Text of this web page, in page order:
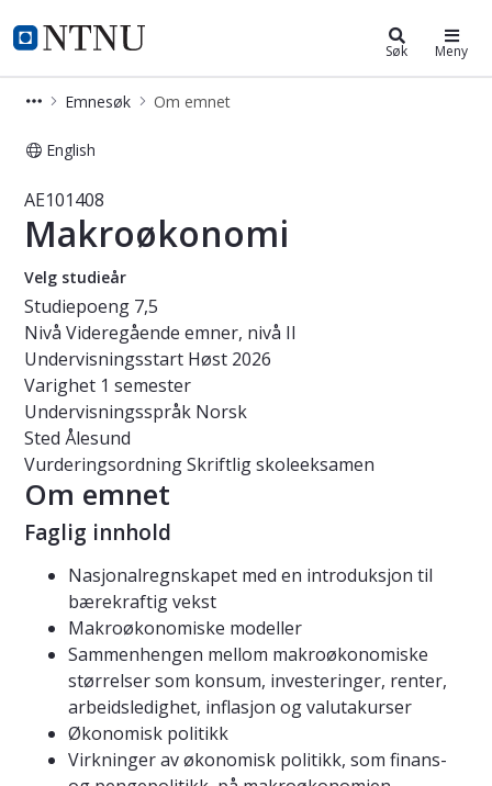
NTNU Hjemmeside
Studier Søk Meny
Emnesøk Om emnet
English
Emne - Makroøkonomi - AE101408
AE101408
Makroøkonomi
Velg studieår
Studiepoeng 7,5
Nivå Videregående emner, nivå II
Undervisningsstart Høst 2026
Varighet 1 semester
Undervisningsspråk Norsk
Sted Ålesund
VurderingsordningSkriftlig skoleeksamen
Om emnet
Faglig innhold
Nasjonalregnskapet med en introduksjon til
bærekraftig vekst
Makroøkonomiske modeller
Sammenhengen mellom makroøkonomiske
størrelser som konsum, investeringer, renter,
arbeidsledighet, inflasjon og valutakurser
Økonomisk politikk
Virkninger av økonomisk politikk, som finans-